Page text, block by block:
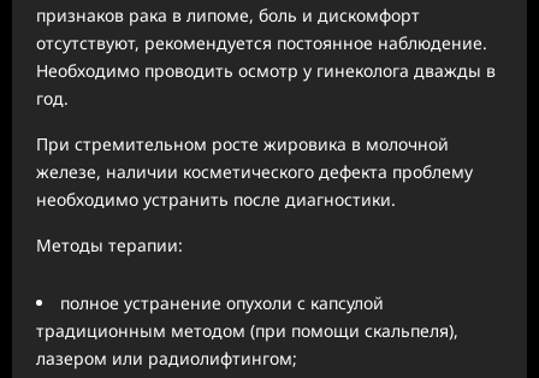
признаков рака в липоме, боль и дискомфорт
отсутствуют, рекомендуется постоянное наблюдение.
Необходимо проводить осмотр у гинеколога дважды в
год.
При стремительном росте жировика в молочной
железе, наличии косметического дефекта проблему
необходимо устранить после диагностики.
Методы терапии:
полное устранение опухоли с капсулой
традиционным методом (при помощи скальпеля),
лазером или радиолифтингом;